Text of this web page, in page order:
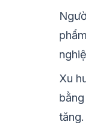
Xu
tăng.